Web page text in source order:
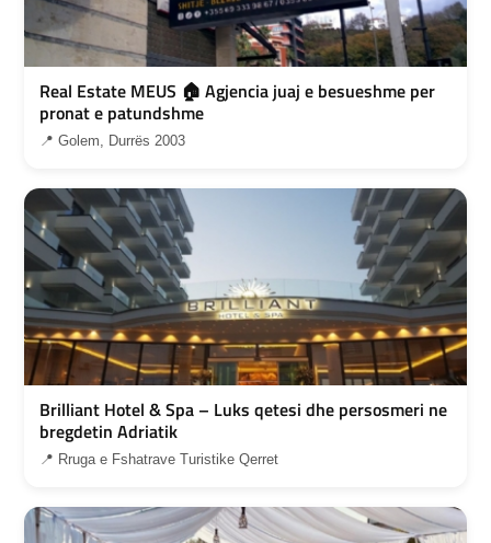
Real Estate MEUS 🏠 Agjencia juaj e besueshme per
pronat e patundshme
📍 Golem, Durrës 2003
Brilliant Hotel & Spa – Luks qetesi dhe persosmeri ne
bregdetin Adriatik
📍 Rruga e Fshatrave Turistike Qerret